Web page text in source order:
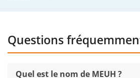
Questions
Quel est le nom de MEUH ?